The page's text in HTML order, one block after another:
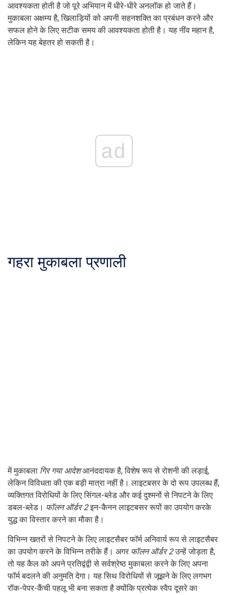
आवश्यकता होती है जो पूरे अभियान में धीरे-धीरे अनलॉक हो जाते हैं।
मुकाबला अक्षम्य है, खिलाड़ियों को अपनी सहनशक्ति का प्रबंधन करने और
सफल होने के लिए सटीक समय की आवश्यकता होती है। यह नींव महान है,
लेकिन यह बेहतर हो सकती है।
ad
गहरा मुकाबला प्रणाली
में मुकाबला गिर गया आदेशआनंददायक है, विशेष रूप से रोशनी की लड़ाई,
लेकिन विविधता की एक बड़ी मात्रा नहीं है। लाइटबसर के दो रूप उपलब्ध हैं,
व्यक्तिगत विरोधियों के लिए सिंगल-ब्लेड और कई दुश्मनों से निपटने के लिए
डबल-ब्लेड। फॉलन ऑर्डर 2इन-कैनन लाइटबसर रूपों का उपयोग करके
युद्ध का विस्तार करने का मौका है।
विभिन्न खतरों से निपटने के लिए लाइटसैबर फॉर्म अनिवार्य रूप से लाइटसैबर
का उपयोग करने के विभिन्न तरीके हैं। अगर फॉलन ऑर्डर 2उन्हें जोड़ता है,
तो यह कैल को अपने प्रतिद्वंद्वी से सर्वश्रेष्ठ मुकाबला करने के लिए अपना
फॉर्म बदलने की अनुमति देगा। यह सिथ विरोधियों से जूझने के लिए लगभग
रॉक-पेपर-कैंची पहलू भी बना सकता है क्योंकि प्रत्येक स्वैप दूसरे का